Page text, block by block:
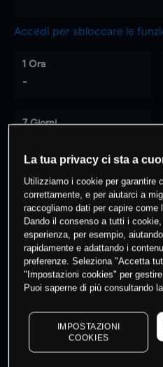
Accedi per sbloccare le
1 Ora
-
7 Giorni
0% dei clienti
questo prodotto
Fai
La tua privacy ci sta a
Utilizziamo i cookie per garantire
correttamente, e per aiutarci a
raccogliamo dati per capire come
Dando il consenso a tutti i
esperienza, per esempio,
rapidamente e adattando i
preferenze. Seleziona "Accetta
"Impostazioni cookies" per
Puoi saperne di più consultando
IMPOSTAZIONI
COOKIES